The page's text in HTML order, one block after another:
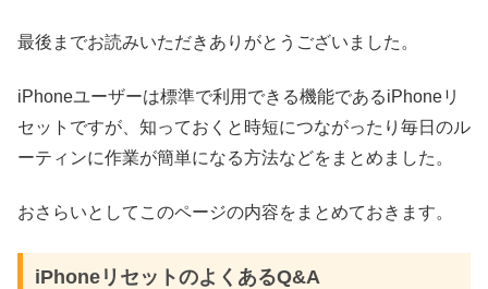
最後までお読みいただきありがとうございました。
iPhoneユーザーは標準で利用できる機能であるiPhoneリ
セットですが、知っておくと時短につながったり毎日のル
ーティンに作業が簡単になる方法などをまとめました。
おさらいとしてこのページの内容をまとめておきます。
iPhoneリセットのよくあるQ&A